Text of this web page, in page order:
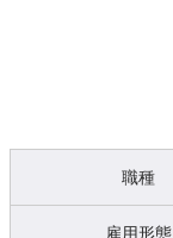
職種
雇用形態